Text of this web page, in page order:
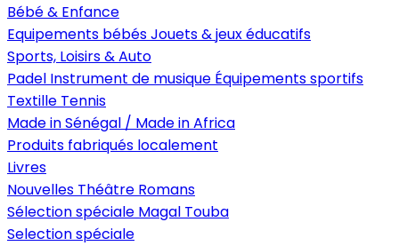
Bébé & Enfance
Equipements bébésJouets & jeux éducatifs
Sports, Loisirs & Auto
Padel Instrument de musique Équipements sportifs
Textille Tennis
Made in Sénégal / Made in Africa
Produits fabriqués localement
Livres
Nouvelles Théâtre Romans
Sélection spéciale Magal Touba
Selection spéciale